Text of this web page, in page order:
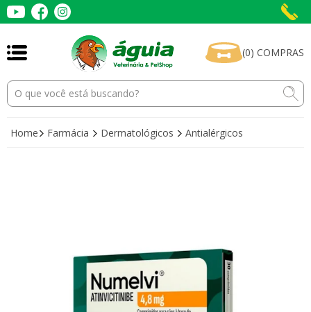
(0) COMPRAS
Home Farmácia Dermatológicos Antialérgicos